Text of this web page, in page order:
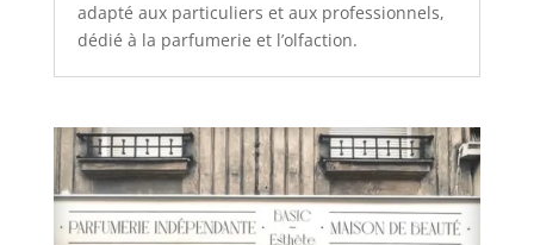
adapté aux particuliers et aux professionnels,
dédié à la parfumerie et l’olfaction.